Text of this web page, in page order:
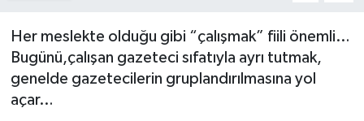
Her meslekte olduğu gibi “çalışmak” fiili önemli…
Bugünü,çalışan gazeteci sıfatıyla ayrı tutmak,
genelde gazetecilerin gruplandırılmasına yol
açar…